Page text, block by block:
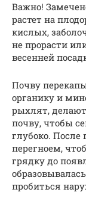
Важно!
растет на
кислых,
не прорасти
весенней
Почву
органику и
рыхлят,
почву, чтобы
глубоко.
перегноем,
грядку до
пробиться